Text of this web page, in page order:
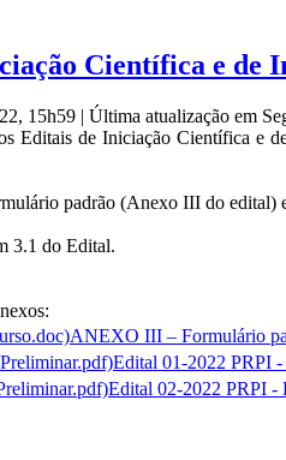
Científica e de
15h59 | Última atualização em
Editais de Iniciação Científica
padrão (Anexo III do edital)
3.1 do Edital.
ANEXO III – Formulário
Edital 01-2022 PRPI
Edital 02-2022 PRPI -